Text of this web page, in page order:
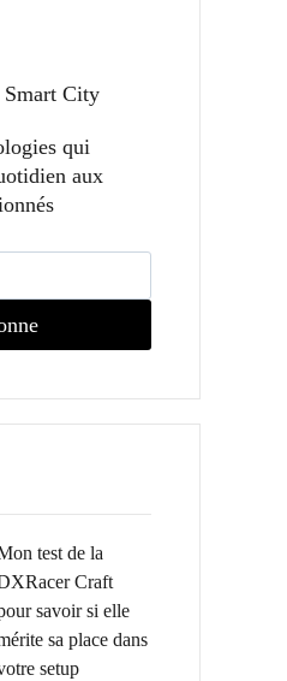
City​
qui
aux
test de la
Craft
savoir si elle
sa place dans
setup